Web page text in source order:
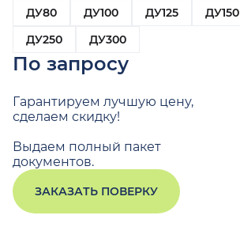
ДУ80
ДУ100 ДУ125 ДУ150
ДУ250
ДУ300
По запросу
Гарантируем лучшую цену,
сделаем скидку!
Выдаем полный пакет
документов.
ЗАКАЗАТЬ ПОВЕРКУ